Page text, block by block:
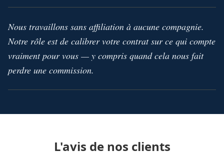
Nous travaillons sans affiliation à aucune compagnie.
Notre rôle est de calibrer votre contrat sur ce qui compte
vraiment pour vous — y compris quand cela nous fait
perdre une commission.
L'avis de nos clients